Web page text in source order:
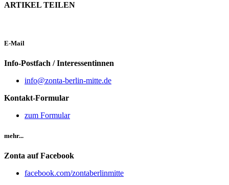
ARTIKEL TEILEN
E-Mail
Info-Postfach / Interessentinnen
info@zonta-berlin-mitte.de
Kontakt-Formular
zum Formular
mehr...
Zonta auf Facebook
facebook.com/zontaberlinmitte